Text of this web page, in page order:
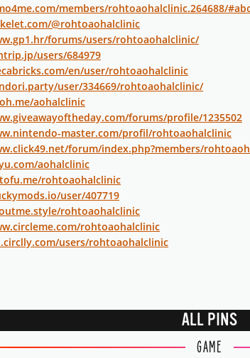
members/rohtoaohalclinic.264688/
@rohtoaohalclinic
forums/users/rohtoaohalclinic/
users/684979
en/user/rohtoaohalclinic
user/334669/rohtoaohalclinic/
aohalclinic
forums/profile/1235502
master.com/profil/rohtoaohalclinic
forum/index.php?members/
aohalclinic
rohtoaohalclinic
user/407719
rohtoaohalclinic
rohtoaohalclinic
users/rohtoaohalclinic
ALL PINS
GAME